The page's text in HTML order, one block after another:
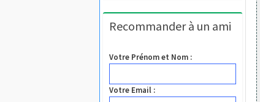
Recommander à un ami
Votre Prénom et Nom :
Votre Email :